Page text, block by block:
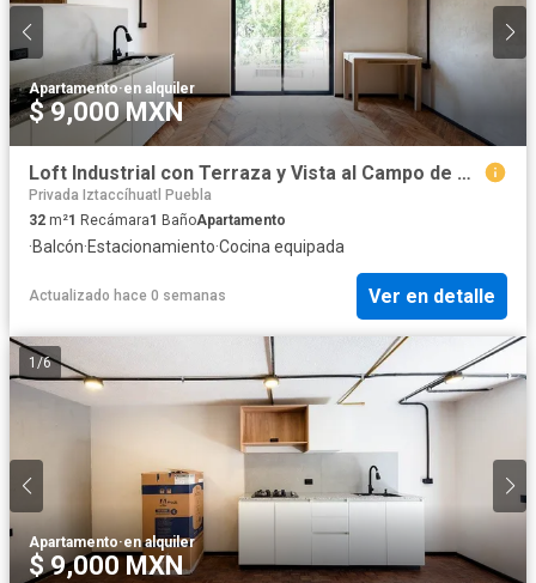
Apartamento·en alquiler
$ 9,000 MXN
Loft Industrial con Terraza y Vista al Campo de Golf Campestre 7
Privada Iztaccíhuatl Puebla
32 m²1 Recámara1 BañoApartamento
·Balcón·Estacionamiento·Cocina equipada
Actualizado hace 0 semanas Ver en detalle
1 /6
Apartamento·en alquiler
$ 9,000 MXN